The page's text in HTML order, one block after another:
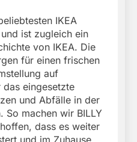
IKEA
ist zugleich ein
von IKEA. Die
für einen frischen
auf
eingesetzte
und Abfälle in der
So machen wir BILLY
dass es weiter